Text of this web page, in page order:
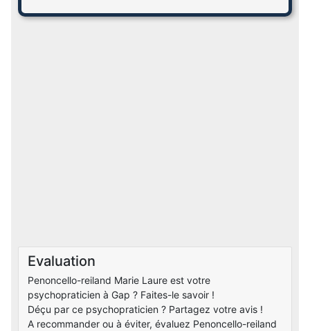
Evaluation
Penoncello-reiland Marie Laure est votre
psychopraticien à Gap ? Faites-le savoir !
Déçu par ce psychopraticien ? Partagez votre avis !
A recommander ou à éviter, évaluez Penoncello-reiland